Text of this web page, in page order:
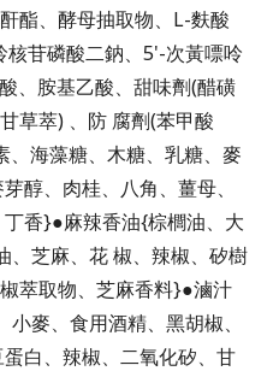
酯、酵母抽取物、L-麩酸
苷磷酸二鈉、5'-次黃嘌呤
、胺基乙酸、甜味劑(醋磺
草萃) 、防 腐劑(苯甲酸
、海藻糖、木糖、乳糖、麥
醇、肉桂、八角、薑母、
香}●麻辣香油{棕櫚油、大
、芝麻、花 椒、辣椒、矽樹
萃取物、芝麻香料}●滷汁
麥、食用酒精、黑胡椒、
白、辣椒、二氧化矽、甘